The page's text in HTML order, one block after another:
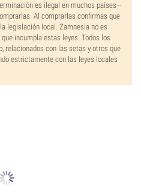
es ilegal en muchos países—
Al comprarlas confirmas que
legislación local. Zamnesia no es
incumpla estas leyes. Todos los
relacionados con las setas y otros que
estrictamente con las leyes locales